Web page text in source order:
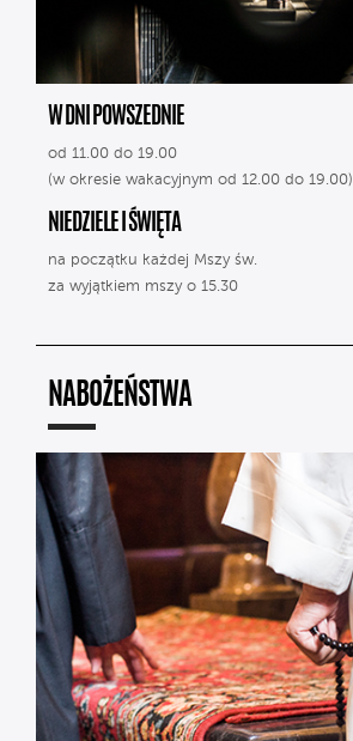
W DNI POWSZEDNIE
od 11.00 do 19.00
(w okresie wakacyjnym od 12.00 do 19.00)
NIEDZIELE I ŚWIĘTA
na początku każdej Mszy św.
za wyjątkiem mszy o 15.30
NABOŻEŃSTWA